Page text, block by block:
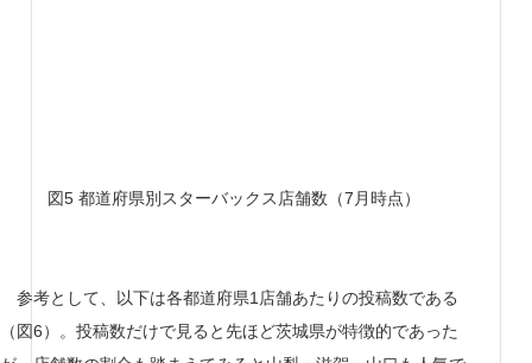
図5 都道府県別スターバックス店舗数（7月時点）
参考として、以下は各都道府県1店舗あたりの投稿数である
（図6）。投稿数だけで見ると先ほど茨城県が特徴的であった